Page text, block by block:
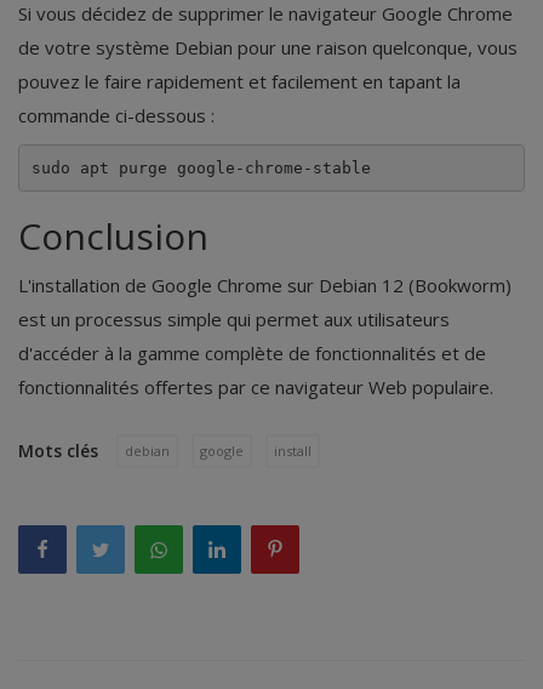
Si vous décidez de supprimer le navigateur Google Chrome
de votre système Debian pour une raison quelconque, vous
pouvez le faire rapidement et facilement en tapant la
commande ci-dessous :
sudo apt purge google-chrome-stable
Conclusion
L'installation de Google Chrome sur Debian 12 (Bookworm)
est un processus simple qui permet aux utilisateurs
d'accéder à la gamme complète de fonctionnalités et de
fonctionnalités offertes par ce navigateur Web populaire.
Mots clés debian google install